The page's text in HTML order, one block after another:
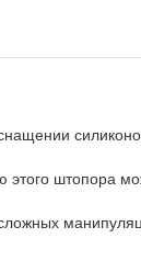
штопора